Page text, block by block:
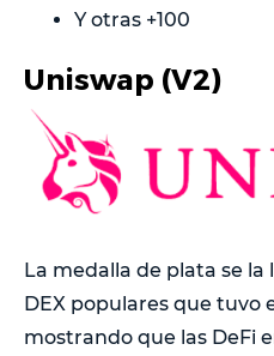
Y otras +100
Uniswap (V2)
La medalla de plata se
DEX populares que tuvo
mostrando que las DeFi